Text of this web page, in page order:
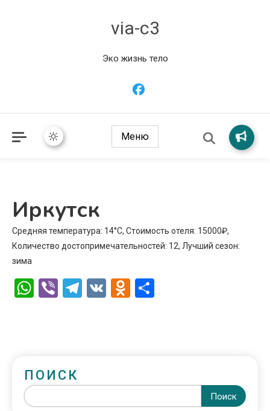
via-c3
Эко жизнь тело
Меню
Иркутск
Средняя температура: 14°C, Стоимость отеля: 15000₽,
Количество достопримечательностей: 12, Лучший сезон:
зима
WhatsApp
ViberTelegram
VK Odnoklassniki
ПОИСК
Поиск